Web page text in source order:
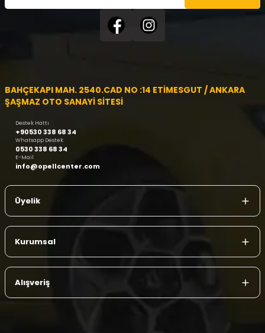
BAHÇEKAPI MAH. 2540.CAD NO :14 ETİMESGUT / ANKARA
ŞAŞMAZ OTO SANAYİ SİTESİ
Destek Hattı
+90530 338 68 34
Whatsapp Destek
0530 338 68 34
E-Mail
info@opellcenter.com
Üyelik
Kurumsal
Alışveriş